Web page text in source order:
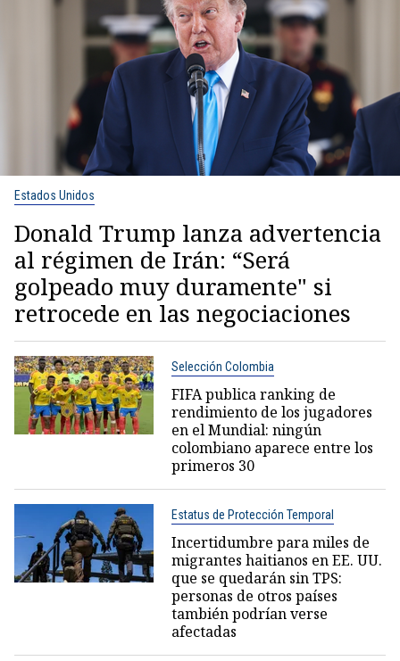
Estados Unidos
Donald Trump lanza advertencia
al régimen de Irán: “Será
golpeado muy duramente" si
retrocede en las negociaciones
Selección Colombia
FIFA publica ranking de
rendimiento de los jugadores
en el Mundial: ningún
colombiano aparece entre los
primeros 30
Estatus de Protección Temporal
Incertidumbre para miles de
migrantes haitianos en EE. UU.
que se quedarán sin TPS:
personas de otros países
también podrían verse
afectadas